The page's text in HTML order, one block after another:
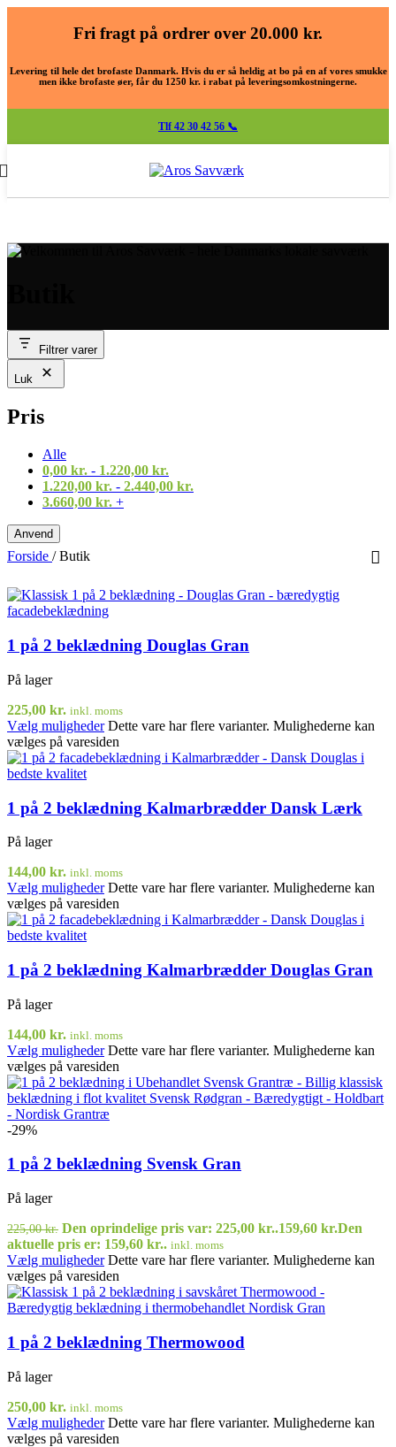
Fri fragt på ordrer over 20.000 kr.
Levering til hele det brofaste Danmark. Hvis du er så heldig at bo på en af vores smukke
men ikke brofaste øer, får du 1250 kr. i rabat på leveringsomkostningerne.
Tlf 42 30 42 56 📞
Filtrer varer
Luk
Pris
Alle
0,00 kr. - 1.220,00 kr.
1.220,00 kr. - 2.440,00 kr.
3.660,00 kr. +
Anvend
Forside / Butik
1 på 2 beklædning Douglas Gran
På lager
225,00 kr. inkl. moms
Vælg muligheder Dette vare har flere varianter. Mulighederne kan
vælges på varesiden
1 på 2 beklædning Kalmarbrædder Dansk Lærk
På lager
144,00 kr. inkl. moms
Vælg muligheder Dette vare har flere varianter. Mulighederne kan
vælges på varesiden
1 på 2 beklædning Kalmarbrædder Douglas Gran
På lager
144,00 kr. inkl. moms
Vælg muligheder Dette vare har flere varianter. Mulighederne kan
vælges på varesiden
-29%
1 på 2 beklædning Svensk Gran
På lager
225,00kr. Den oprindelige pris var: 225,00 kr..159,60 kr.Den
aktuelle pris er: 159,60 kr.. inkl. moms
Vælg muligheder Dette vare har flere varianter. Mulighederne kan
vælges på varesiden
1 på 2 beklædning Thermowood
På lager
250,00 kr. inkl. moms
Vælg muligheder Dette vare har flere varianter. Mulighederne kan
vælges på varesiden